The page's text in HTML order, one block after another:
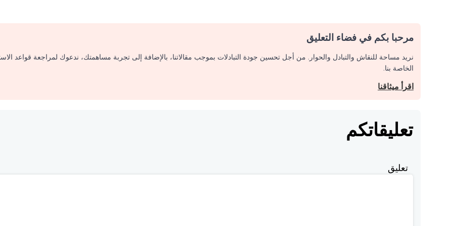
مرحبا بكم في فضاء التعليق
نريد مساحة للنقاش والتبادل والحوار. من أجل تحسين جودة التبادلات بموجب مقالاتنا، بالإضافة إلى تجربة مساهمتك، ندعوك لمراجعة قواعد
الخاصة بنا.
اقرأ ميثاقنا
تعليقاتكم
تعليق